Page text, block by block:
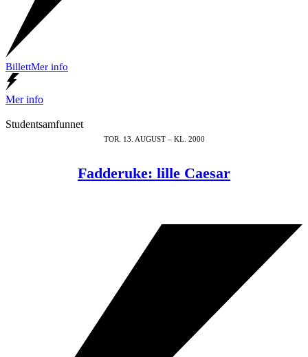
BillettMer info
Mer info
Studentsamfunnet
TOR. 13. AUGUST – KL. 2000
Fadderuke: lille Caesar